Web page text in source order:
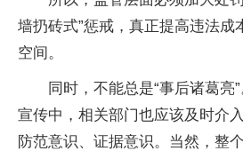
墙扔砖式”惩戒，真正提高违法成
空间。
同时，不能总是“事后诸葛亮
宣传中，相关部门也应该及时介
防范意识、证据意识。当然，整